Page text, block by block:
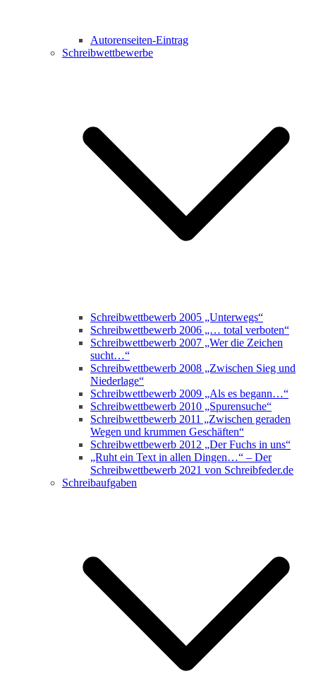
Autorenseiten-Eintrag
Schreibwettbewerbe
Schreibwettbewerb 2005 „Unterwegs“
Schreibwettbewerb 2006 „… total verboten“
Schreibwettbewerb 2007 „Wer die Zeichen
sucht…“
Schreibwettbewerb 2008 „Zwischen Sieg und
Niederlage“
Schreibwettbewerb 2009 „Als es begann…“
Schreibwettbewerb 2010 „Spurensuche“
Schreibwettbewerb 2011 „Zwischen geraden
Wegen und krummen Geschäften“
Schreibwettbewerb 2012 „Der Fuchs in uns“
„Ruht ein Text in allen Dingen…“ – Der
Schreibwettbewerb 2021 von Schreibfeder.de
Schreibaufgaben